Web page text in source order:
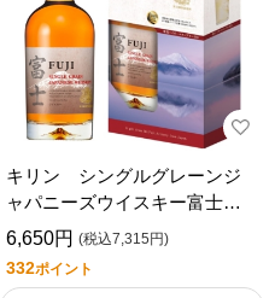
キリン シングルグレーンジ
ャパニーズウイスキー富士
７００ｍｌ （タンブラー付
6,650円 (税込7,315円)
332ポイント